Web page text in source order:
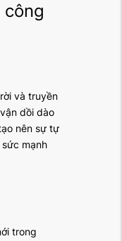
và truyền
dồi dào
nên sự tự
mạnh
trong